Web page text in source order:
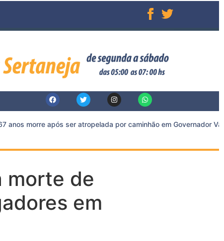
morre após ser atropelada por caminhão em Governador
morte de
em